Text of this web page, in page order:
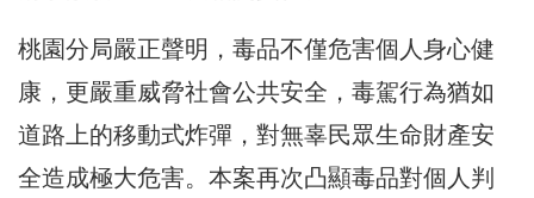
桃園分局嚴正聲明，毒品不僅危害個人身心健
康，更嚴重威脅社會公共安全，毒駕行為猶如
道路上的移動式炸彈，對無辜民眾生命財產安
全造成極大危害。本案再次凸顯毒品對個人判